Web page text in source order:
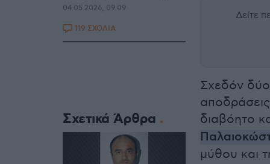
Δείτε
Σχεδόν δύο
διαβόητο
μύθου και
04.05.2026, 09:09
119 ΣΧΟΛΙΑ
Σχετικά Άρθρα